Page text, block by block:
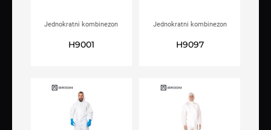
Jednokratni kombinezon
H9001
Jednokratni kombinezon
H9097